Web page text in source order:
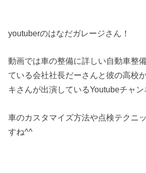
youtuberのはなだガレージさん！
動画では車の整備に詳しい自動車整
ている会社社長だーさんと彼の高校
キさんが出演しているYoutubeチャン
車のカスタマイズ方法や点検テクニ
すね^^